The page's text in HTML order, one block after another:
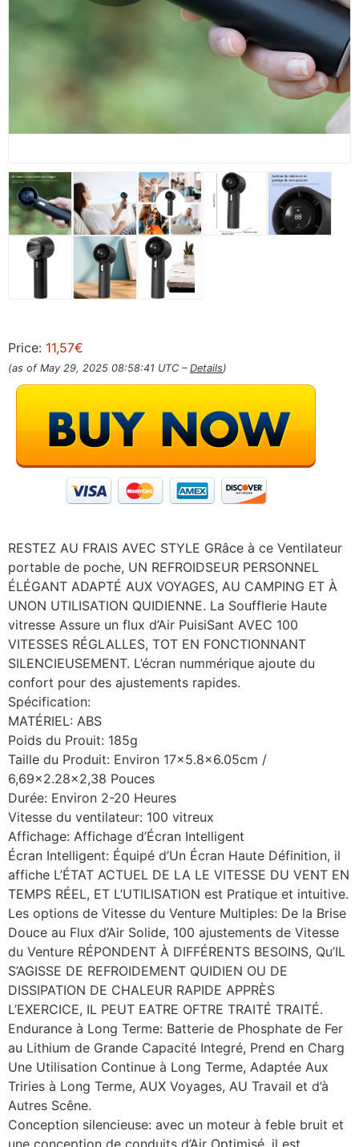
Price: 11,57€
(as of May 29, 2025 08:58:41 UTC – Details)
RESTEZ AU FRAIS AVEC STYLE GRâce à ce Ventilateur
portable de poche, UN REFROIDSEUR PERSONNEL
ÉLÉGANT ADAPTÉ AUX VOYAGES, AU CAMPING ET À
UNON UTILISATION QUIDIENNE. La Soufflerie Haute
vitresse Assure un flux d’Air PuisiSant AVEC 100
VITESSES RÉGLALLES, TOT EN FONCTIONNANT
SILENCIEUSEMENT. L’écran nummérique ajoute du
confort pour des ajustements rapides.
Spécification:
MATÉRIEL: ABS
Poids du Prouit: 185g
Taille du Produit: Environ 17×5.8×6.05cm /
6,69×2.28×2,38 Pouces
Durée: Environ 2-20 Heures
Vitesse du ventilateur: 100 vitreux
Affichage: Affichage d’Écran Intelligent
Écran Intelligent: Équipé d’Un Écran Haute Définition, il
affiche L’ÉTAT ACTUEL DE LA LE VITESSE DU VENT EN
TEMPS RÉEL, ET L’UTILISATION est Pratique et intuitive.
Les options de Vitesse du Venture Multiples: De la Brise
Douce au Flux d’Air Solide, 100 ajustements de Vitesse
du Venture RÉPONDENT À DIFFÉRENTS BESOINS, Qu’IL
S’AGISSE DE REFROIDEMENT QUIDIEN OU DE
DISSIPATION DE CHALEUR RAPIDE APPRÈS
L’EXERCICE, IL PEUT EATRE OFTRE TRAITÉ TRAITÉ.
Endurance à Long Terme: Batterie de Phosphate de Fer
au Lithium de Grande Capacité Integré, Prend en Charg
Une Utilisation Continue à Long Terme, Adaptée Aux
Triries à Long Terme, AUX Voyages, AU Travail et d’à
Autres Scêne.
Conception silencieuse: avec un moteur à feble bruit et
une conception de conduits d’Air Optimisé, il est